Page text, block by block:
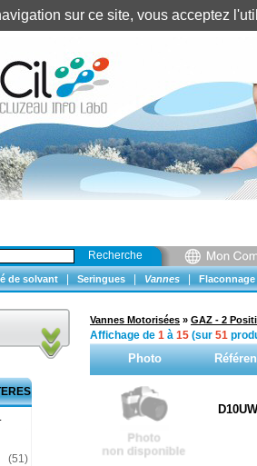
Recherche
de solvant Seringues Vannes Flaconnage
(51)
Vannes Motorisées » GAZ - 2
Affichage de 1 à 15 (sur 51
Photo
sur ce site, vous acceptez